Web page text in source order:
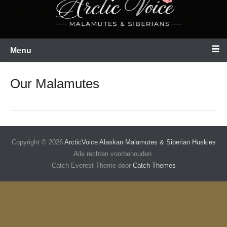
Menu
Our Malamutes
Copyright © 2026 ArcticVoice Alaskan Malamutes & Siberian Huskies
Alle rechten voorbehouden.
Catch Everest Theme door Catch Themes